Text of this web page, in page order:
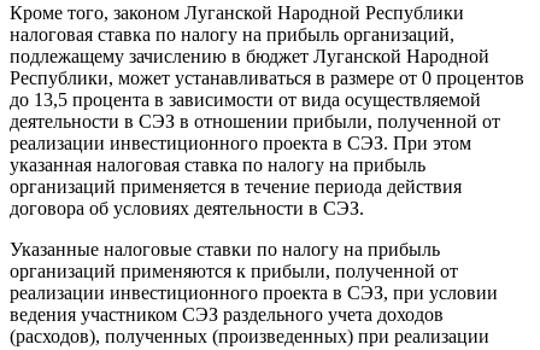
Кроме того, законом Луганской Народной Республики
налоговая ставка по налогу на прибыль организаций,
подлежащему зачислению в бюджет Луганской Народной
Республики, может устанавливаться в размере от 0 процентов
до 13,5 процента в зависимости от вида осуществляемой
деятельности в СЭЗ в отношении прибыли, полученной от
реализации инвестиционного проекта в СЭЗ. При этом
указанная налоговая ставка по налогу на прибыль
организаций применяется в течение периода действия
договора об условиях деятельности в СЭЗ.
Указанные налоговые ставки по налогу на прибыль
организаций применяются к прибыли, полученной от
реализации инвестиционного проекта в СЭЗ, при условии
ведения участником СЭЗ раздельного учета доходов
(расходов), полученных (произведенных) при реализации